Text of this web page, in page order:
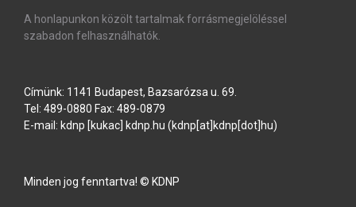
A honlapunkon közölt tartalmak forrásmegjelöléssel
szabadon felhasználhatók.
Címünk: 1141 Budapest, Bazsarózsa u. 69.
Tel: 489-0880 Fax: 489-0879
E-mail: kdnp [kukac] kdnp hu (kdnp[at]kdnp[dot]hu)
Minden jog fenntartva! © KDNP